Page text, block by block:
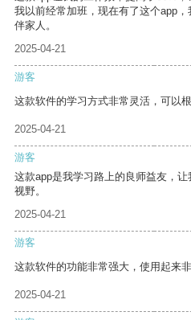
我以前经常加班，现在有了这个app
伴家人。
2025-04-21
游客
这款软件的学习方式非常灵活，可以
2025-04-21
游客
这款app是我学习路上的良师益友，
视野。
2025-04-21
游客
这款软件的功能非常强大，使用起来非
2025-04-21